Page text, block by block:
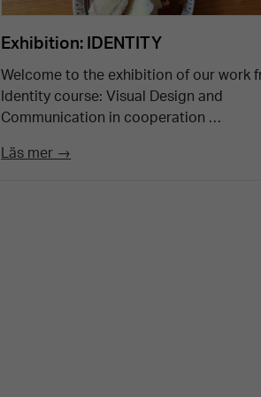
Exhibition: IDENTITY
Welcome to the exhibition of our work
Identity course: Visual Design and
Communication in cooperation …
Läs mer →